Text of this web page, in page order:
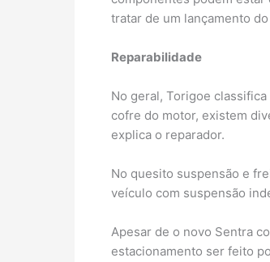
tratar de um lançamento
Reparabilidade
No geral, Torigoe
cofre do motor, existem
explica o reparador.
No quesito suspensão e
veículo com suspensão
Apesar de o novo Sentra
estacionamento ser feito